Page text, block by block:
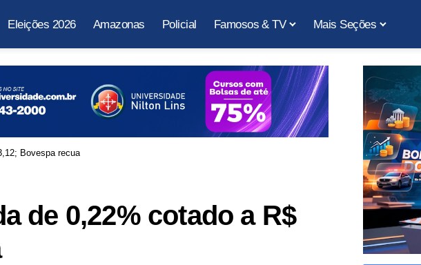
Eleições 2026 Amazonas Policial Famosos & TV Mais Seções
Bovespa recua
de 0,22% cotado a R$